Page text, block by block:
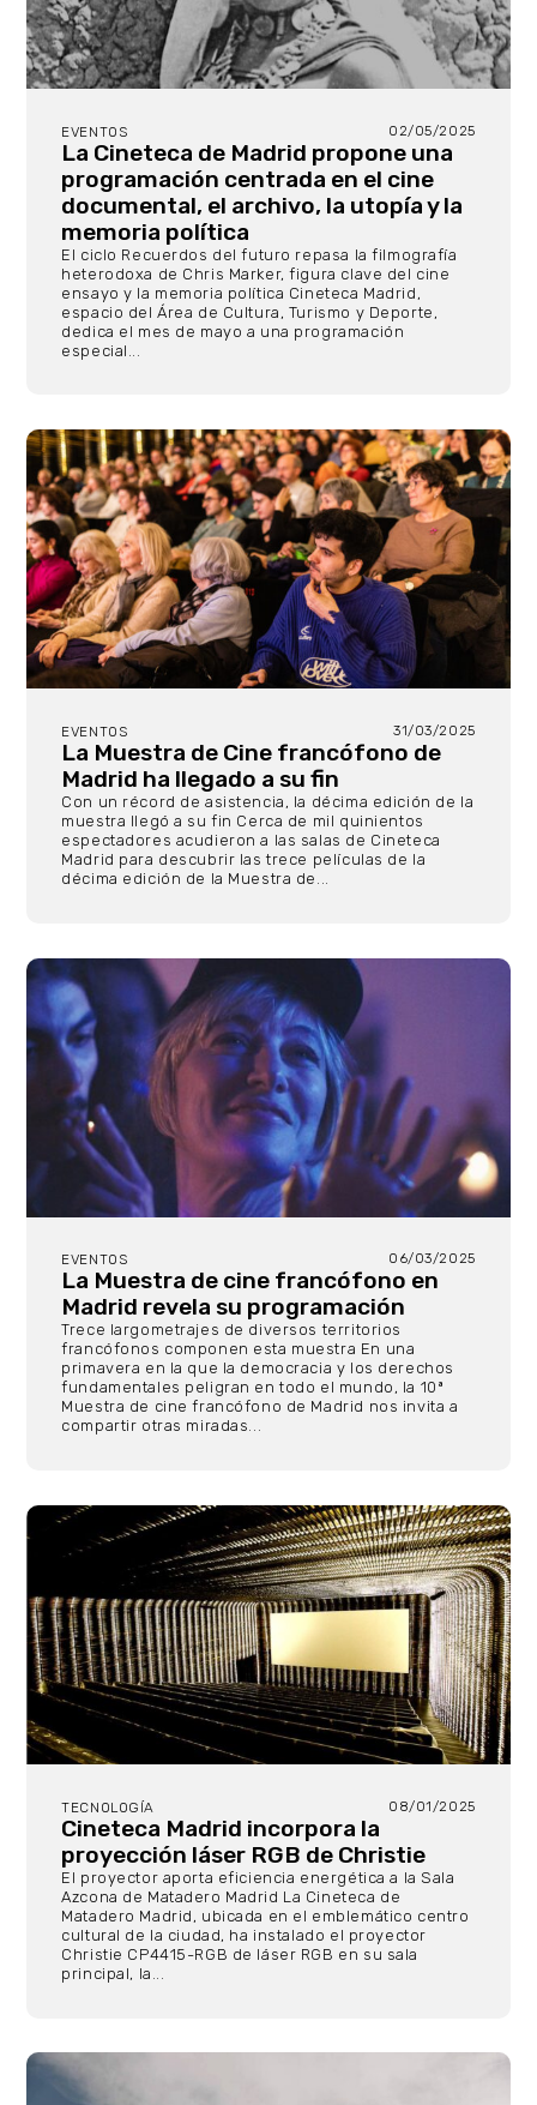
EVENTOS 02/05/2025
La Cineteca de Madrid propone una
programación centrada en el cine
documental, el archivo, la utopía y la
memoria política
El ciclo Recuerdos del futuro repasa la filmografía
heterodoxa de Chris Marker, figura clave del cine
ensayo y la memoria política Cineteca Madrid,
espacio del Área de Cultura, Turismo y Deporte,
dedica el mes de mayo a una programación
especial...
EVENTOS 31/03/2025
La Muestra de Cine francófono de
Madrid ha llegado a su fin
Con un récord de asistencia, la décima edición de la
muestra llegó a su fin Cerca de mil quinientos
espectadores acudieron a las salas de Cineteca
Madrid para descubrir las trece películas de la
décima edición de la Muestra de...
EVENTOS 06/03/2025
La Muestra de cine francófono en
Madrid revela su programación
Trece largometrajes de diversos territorios
francófonos componen esta muestra En una
primavera en la que la democracia y los derechos
fundamentales peligran en todo el mundo, la 10ª
Muestra de cine francófono de Madrid nos invita a
compartir otras miradas...
TECNOLOGÍA 08/01/2025
Cineteca Madrid incorpora la
proyección láser RGB de Christie
El proyector aporta eficiencia energética a la Sala
Azcona de Matadero Madrid La Cineteca de
Matadero Madrid, ubicada en el emblemático centro
cultural de la ciudad, ha instalado el proyector
Christie CP4415-RGB de láser RGB en su sala
principal, la...